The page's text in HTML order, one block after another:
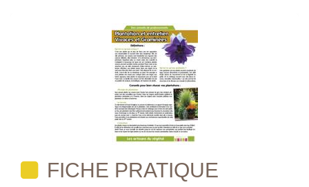
FICHE PRATIQUE